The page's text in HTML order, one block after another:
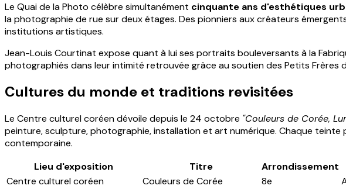
Le Quai de la Photo célèbre simultanément cinquante ans d'esthétiques
la photographie de rue sur deux étages. Des pionniers aux créateurs
institutions artistiques.
Jean-Louis Courtinat expose quant à lui ses portraits bouleversants à la
photographiés dans leur intimité retrouvée grâce au soutien des Petits Frères
Cultures du monde et traditions revisitées
Le Centre culturel coréen dévoile depuis le 24 octobre "Couleurs de Corée,
peinture, sculpture, photographie, installation et art numérique. Chaque
contemporaine.
Lieu d'exposition
Titre Arrondissement
Centre culturel coréen
Couleurs de Corée 8e